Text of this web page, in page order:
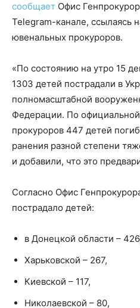
сообщает Офис
Telegram-канале, ссылаясь
ювенальных прокуроров.
«По состоянию на утро 15
1303 детей пострадали в
полномасштабной
Федерации. По
прокуроров 447 детей
ранения разной степени
и добавили, что это
Согласно Офис
пострадало детей:
в Донецкой области –
Харьковской – 267,
Киевской – 117,
Николаевской – 80,